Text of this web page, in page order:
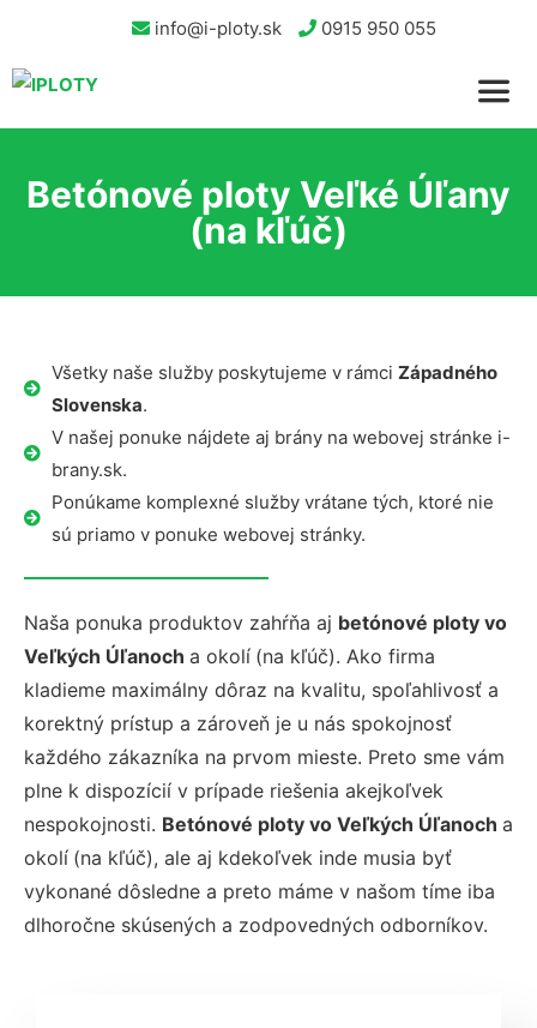
info@i-ploty.sk 0915 950 055
Betónové ploty Veľké Úľany
(na kľúč)
Všetky naše služby poskytujeme v rámci Západného
Slovenska.
V našej ponuke nájdete aj brány na webovej stránke i-
brany.sk.
Ponúkame komplexné služby vrátane tých, ktoré nie
sú priamo v ponuke webovej stránky.
Naša ponuka produktov zahŕňa aj betónové ploty vo
Veľkých Úľanoch a okolí (na kľúč). Ako firma
kladieme maximálny dôraz na kvalitu, spoľahlivosť a
korektný prístup a zároveň je u nás spokojnosť
každého zákazníka na prvom mieste. Preto sme vám
plne k dispozícií v prípade riešenia akejkoľvek
nespokojnosti. Betónové ploty vo Veľkých Úľanoch a
okolí (na kľúč), ale aj kdekoľvek inde musia byť
vykonané dôsledne a preto máme v našom tíme iba
dlhoročne skúsených a zodpovedných odborníkov.